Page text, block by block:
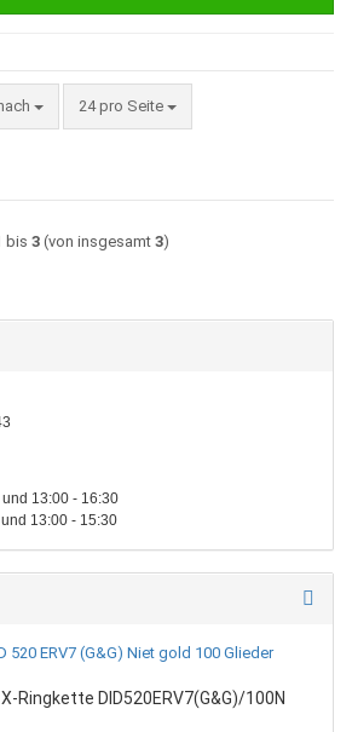
24 pro Seite
pro Seite
bis 3(von insgesamt 3)
und 13:00 - 16:30
13:00 - 15:30
Ringkette DID520ERV7(G&G)/100N